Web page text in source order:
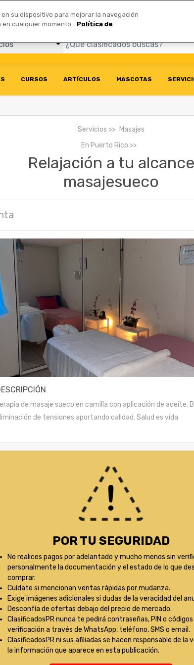
CURSOS ARTÍCULOS MASCOTAS
Servicios
Masajes
En Puerto Rico
Relajación a tu alcance
masajesueco
de masaje sueco en camilla con aplicación de aceite.
de tensiones aportando calidad. Salud es vida.
POR TU SEGURIDAD
No realices pagos por adelantado y mucho menos sin
personalmente la documentación y el estado de lo que
comprar.
Cuídate si mencionan ventas rápidas por mudanza.
Exige imágenes adicionales si dudas de la veracidad del
Desconfía de ofertas debajo del precio de mercado.
ClasificadosPR nunca te pedirá contraseñas, PIN o códigos
verificación a través de WhatsApp, teléfono, SMS o email.
ClasificadosPR ni sus afiliadas se hacen responsable de la
la información que aparece en esta publicación.
su dispositivo para mejorar la navegación
en cualquier momento.
Política de